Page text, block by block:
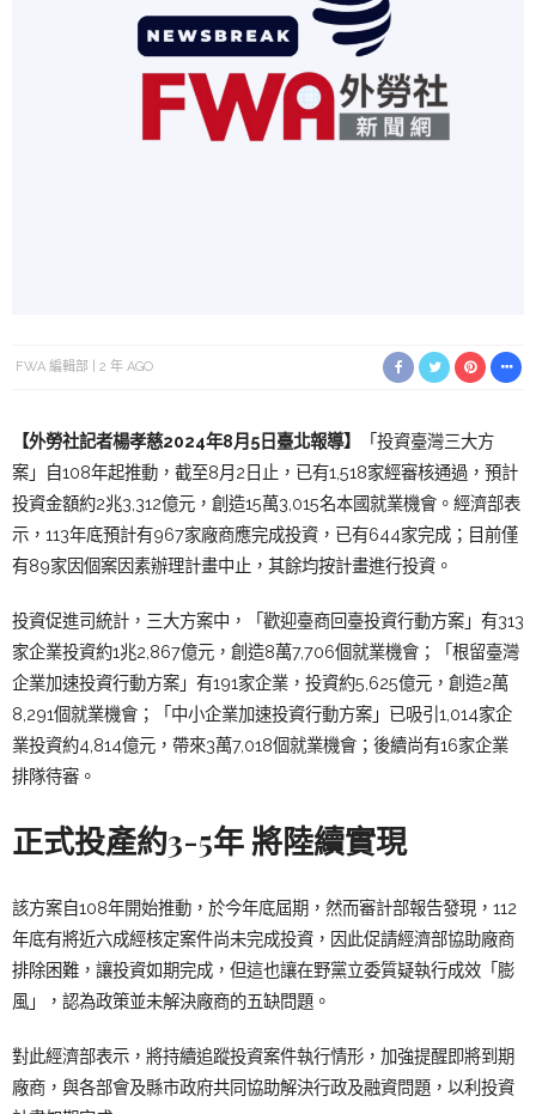
FWA 編輯部 2 年 AGO
【外勞社記者楊孝慈2024年8月5日臺北報導】
「投資臺灣三大方
案」自108年起推動，截至8月2日止，已有1,518家經審核通過，預計
投資金額約2兆3,312億元，創造15萬3,015名本國就業機會。經濟部表
示，113年底預計有967家廠商應完成投資，已有644家完成；目前僅
有89家因個案因素辦理計畫中止，其餘均按計畫進行投資。
投資促進司統計，三大方案中，
「歡迎臺商回臺投資行動方案」有313
家企業投資約1兆2,867億元，創造8萬7,706個就業機會；「根留臺灣
企業加速投資行動方案」有191家企業，投資約5,625億元，創造2萬
8,291個就業機會；「中小企業加速投資行動方案」已吸引1,014家企
業投資約4,814億元，帶來3萬7,018個就業機會；後續尚有16家企業
排隊待審。
正式投產約3-5年 將陸續實現
該方案自108年開始推動，於今年底屆期，然而審計部報告發現，112
年底有將近六成經核定案件尚未完成投資，因此促請經濟部協助廠商
排除困難，讓投資如期完成，但這也讓在野黨立委質疑執行成效「膨
風」，認為政策並未解決廠商的五缺問題。
對此經濟部表示，將持續追蹤投資案件執行情形，加強提醒即將到期
廠商，與各部會及縣市政府共同協助解決行政及融資問題，以利投資